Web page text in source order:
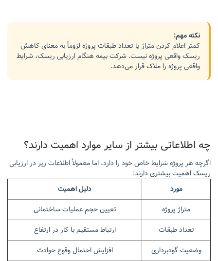
نکته مهم:
کمتر اعلام کردن متراژ یا تعداد طبقات پروژه لزوماً به معنای کاهش
ریسک واقعی پروژه نیست. شرکت بیمه هنگام ارزیابی ریسک، شرایط
واقعی پروژه را ملاک قرار می‌دهد.
چه اطلاعاتی بیشتر از سایر موارد اهمیت دارند؟
اگرچه هر پروژه شرایط خاص خود را دارد، اما معمولاً اطلاعات زیر در ارزیابی
ریسک اهمیت بیشتری دارند:
مورد
دلیل اهمیت
متراژ پروژه
تعیین حجم عملیات ساختمانی
تعداد طبقات
ارتباط مستقیم با کار در ارتفاع
وضعیت گودبرداری
افزایش احتمال وقوع حوادث